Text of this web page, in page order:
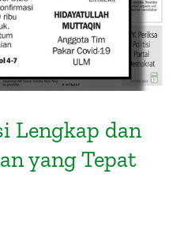
Lengkap dan
yang Tepat